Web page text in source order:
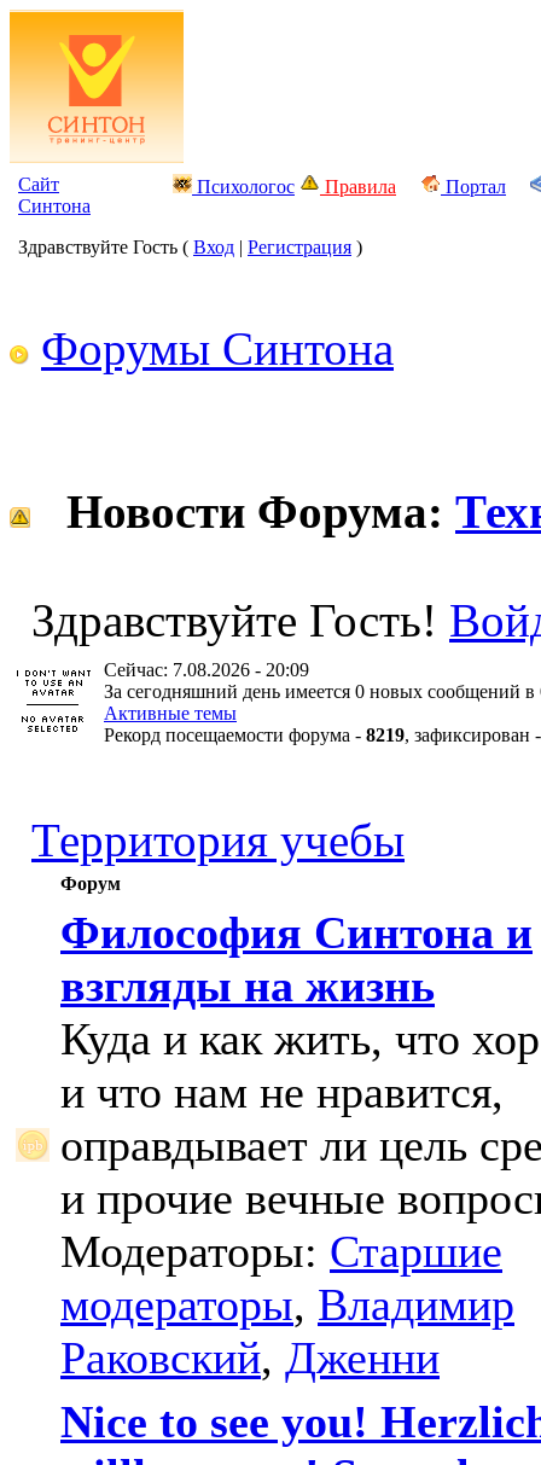
Сайт
Синтона
Психологос Правила Портал
Здравствуйте Гость ( Вход | Регистрация )
Форумы Синтона
Новости Форума:
Здравствуйте Гость!
Сейчас: 7.08.2026 - 20:09
За сегодняшний день имеется 0 новых сообщений в
Активные темы
Рекорд посещаемости форума - 8219, зафиксирован
Территория учебы
Форум
Философия Синтона и
взгляды на жизнь
Куда и как жить, что
и что нам не нравится,
оправдывает ли цель
и прочие вечные
Модераторы: Старшие
модераторы, Владимир
Раковский, Дженни
Nice to see you!